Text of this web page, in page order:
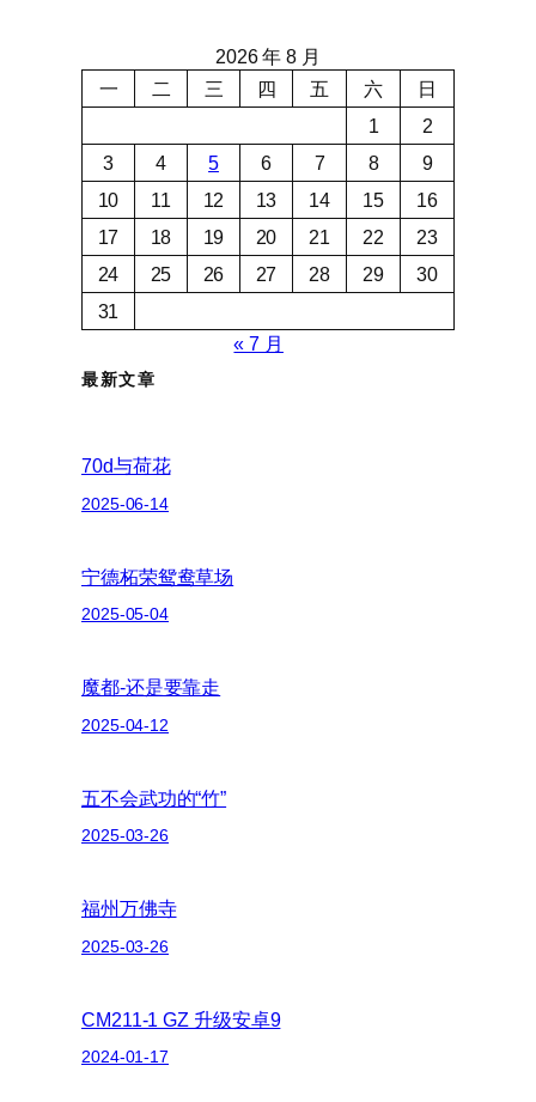
2026 年 8 月
一
二 三 四 五 六
日
1
2
3
4 5 6 7 8
9
10
11 12 13 14 15
16
17
18 19 20 21 22
23
24
25 26 27 28 29
30
31
« 7 月
最新文章
70d与荷花
2025-06-14
宁德柘荣鸳鸯草场
2025-05-04
魔都-还是要靠走
2025-04-12
五不会武功的“竹”
2025-03-26
福州万佛寺
2025-03-26
CM211-1 GZ 升级安卓9
2024-01-17